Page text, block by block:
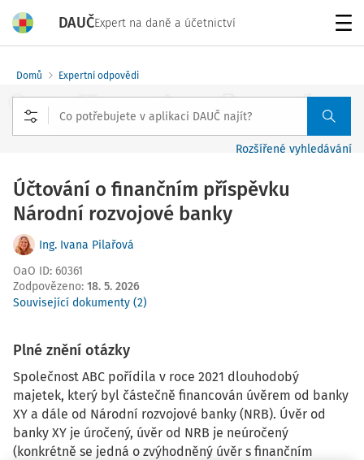
DAUČExpert na daně a účetnictví
Domů Expertní odpovědi
Rozšířené vyhledávání
Účtování o finančním příspěvku
Národní rozvojové banky
Ing. Ivana Pilařová
OaO ID: 60361
Zodpovězeno: 18. 5. 2026
Související dokumenty (2)
Plné znění otázky
Společnost ABC pořídila v roce 2021 dlouhodobý
majetek, který byl částečně financován úvěrem od banky
XY a dále od Národní rozvojové banky (NRB). Úvěr od
banky XY je úročený, úvěr od NRB je neúročený
(konkrétně se jedná o zvýhodněný úvěr s finančním